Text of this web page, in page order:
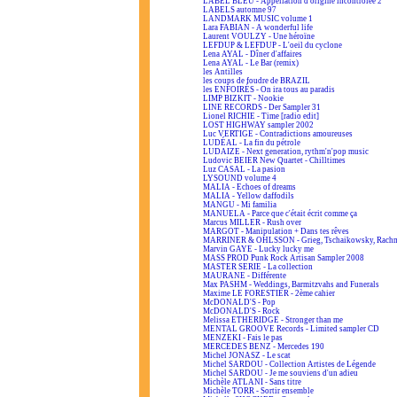
LABELS automne 97
LANDMARK MUSIC volume 1
Lara FABIAN - A wonderful life
Laurent VOULZY - Une héroïne
LEFDUP & LEFDUP - L'oeil du cyclone
Lena AYAL - Dîner d'affaires
Lena AYAL - Le Bar (remix)
les Antilles
les coups de foudre de BRAZIL
les ENFOIRÉS - On ira tous au paradis
LIMP BIZKIT - Nookie
LINE RECORDS - Der Sampler 31
Lionel RICHIE - Time [radio edit]
LOST HIGHWAY sampler 2002
Luc VERTIGE - Contradictions amoureuses
LUDÉAL - La fin du pétrole
LUDAIZE - Next generation, rythm'n'pop music
Ludovic BEIER New Quartet - Chilltimes
Luz CASAL - La pasion
LYSOUND volume 4
MALIA - Echoes of dreams
MALIA - Yellow daffodils
MANGU - Mi familia
MANUELA - Parce que c'était écrit comme ça
Marcus MILLER - Rush over
MARGOT - Manipulation + Dans tes rêves
MARRINER & OHLSSON - Grieg, Tschaikowsky,
Marvin GAYE - Lucky lucky me
MASS PROD Punk Rock Artisan Sampler 2008
MASTER SERIE - La collection
MAURANE - Différente
Max PASHM - Weddings, Barmitzvahs and Funerals
Maxime LE FORESTIER - 2ème cahier
McDONALD'S - Pop
McDONALD'S - Rock
Melissa ETHERIDGE - Stronger than me
MENTAL GROOVE Records - Limited sampler CD
MENZEKI - Fais le pas
MERCEDES BENZ - Mercedes 190
Michel JONASZ - Le scat
Michel SARDOU - Collection Artistes de Légende
Michel SARDOU - Je me souviens d'un adieu
Michèle ATLANI - Sans titre
Michèle TORR - Sortir ensemble